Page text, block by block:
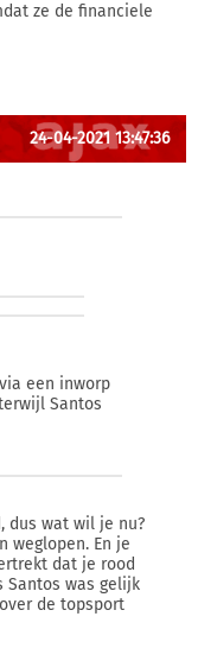
ze de financiele
24-04-2021 13:47:36
een inworp
Santos
dus wat wil je nu?
weglopen. En je
dat je rood
Santos was gelijk
de topsport